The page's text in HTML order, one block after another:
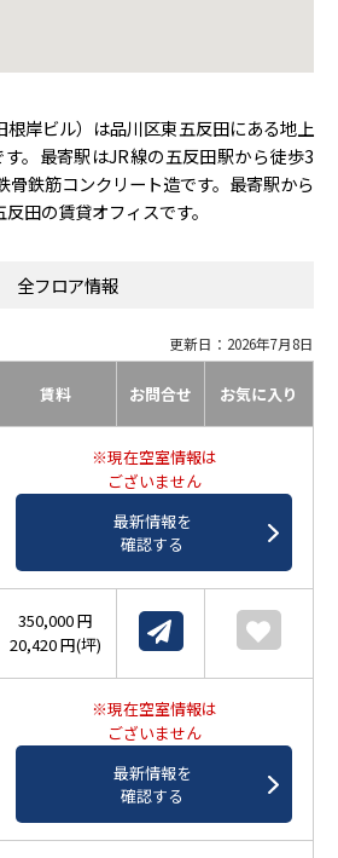
根岸ビル）は品川区東五反田にある地上
。最寄駅はJR線の五反田駅から徒歩3
骨鉄筋コンクリート造です。最寄駅から
田の賃貸オフィスです。
全フロア情報
更新日：2026年7月8日
賃料 お問合せ お気に入り
※現在空室情報は
ございません
最新情報を
確認する
350,000 円
20,420 円(坪)
※現在空室情報は
ございません
最新情報を
確認する